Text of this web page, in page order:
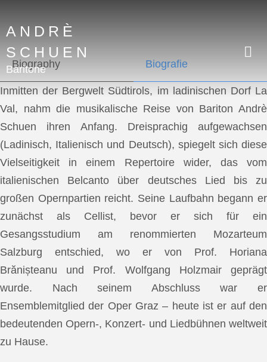
ANDRÈ
SCHUEN
Baritone
Biography Biografie
Inmitten der Bergwelt Südtirols, im ladinischen Dorf La
Val, nahm die musikalische Reise von Bariton Andrè
Schuen ihren Anfang. Dreisprachig aufgewachsen
(Ladinisch, Italienisch und Deutsch), spiegelt sich diese
Vielseitigkeit in einem Repertoire wider, das vom
italienischen Belcanto über deutsches Lied bis zu
großen Opernpartien reicht. Seine Laufbahn begann er
zunächst als Cellist, bevor er sich für ein
Gesangsstudium am renommierten Mozarteum
Salzburg entschied, wo er von Prof. Horiana
Brănișteanu und Prof. Wolfgang Holzmair geprägt
wurde. Nach seinem Abschluss war er
Ensemblemitglied der Oper Graz – heute ist er auf den
bedeutenden Opern-, Konzert- und Liedbühnen weltweit
zu Hause.